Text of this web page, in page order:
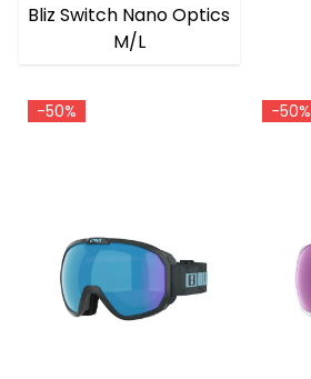
Bliz Switch Nano Optics
M/L
-50% -50%